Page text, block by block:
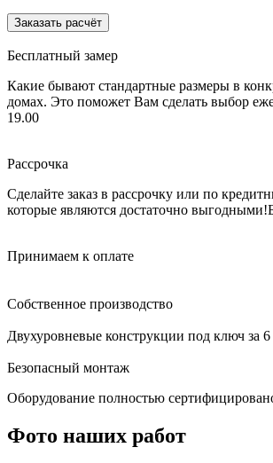
Заказать расчёт
Бесплатный замер
Какие бывают стандартные размеры в
домах. Это поможет Вам сделать выбор
19.00
Рассрочка
Сделайте заказ в рассрочку или по
которые являются достаточно выгодными!
Принимаем к оплате
Собственное производство
Двухуровневые конструкции под ключ за 6
Безопасный монтаж
Оборудование полностью
Фото наших работ